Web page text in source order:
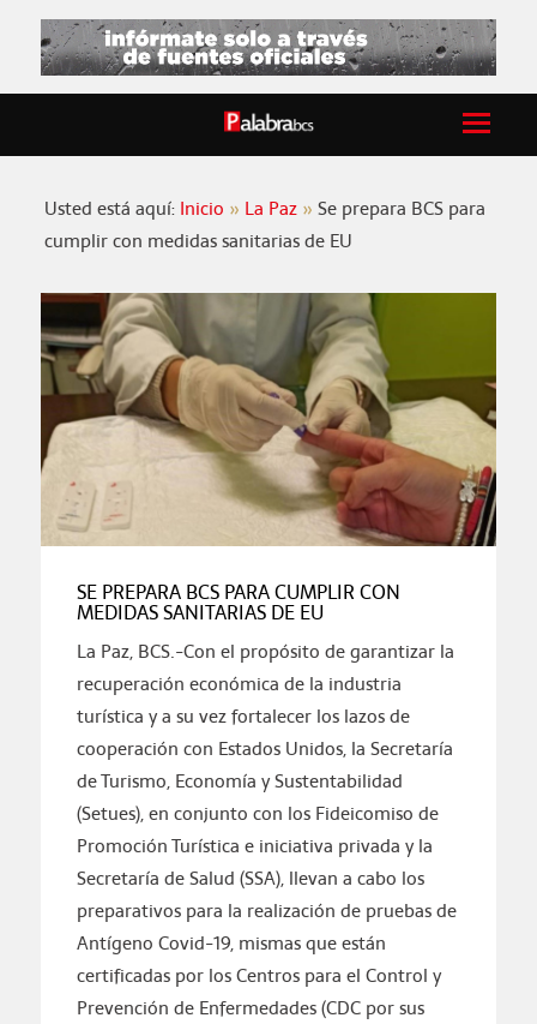
Usted está aquí: Inicio La Paz
Se prepara BCS para
cumplir con medidas sanitarias de EU
SE PREPARA BCS PARA CUMPLIR CON
MEDIDAS SANITARIAS DE EU
La Paz, BCS.-Con el propósito de garantizar la
recuperación económica de la industria
turística y a su vez fortalecer los lazos de
cooperación con Estados Unidos, la Secretaría
de Turismo, Economía y Sustentabilidad
(Setues), en conjunto con los Fideicomiso de
Promoción Turística e iniciativa privada y la
Secretaría de Salud (SSA), llevan a cabo los
preparativos para la realización de pruebas de
Antígeno Covid-19, mismas que están
certificadas por los Centros para el Control y
Prevención de Enfermedades (CDC por sus